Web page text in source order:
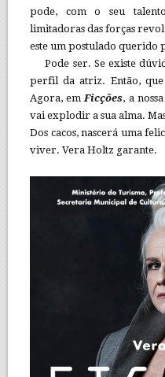
pode, com o seu
limitadoras das forças
este um postulado
Pode ser. Se existe
perfil da atriz. Então,
Agora, emFicções, a
vai explodir a sua alma.
Dos cacos, nascerá uma
viver. Vera Holtz garante.